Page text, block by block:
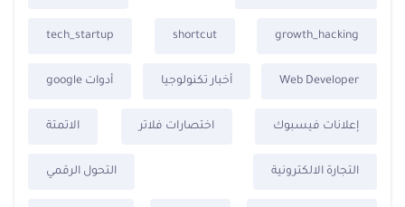
growth_hacking
shortcut
tech_startup
Web Developer أخبار تكنولوجيا أدوات google
إعلانات فيسبوك اختصارات فلاتر الاتمتة
التجارة الالكترونية التحول الرقمي